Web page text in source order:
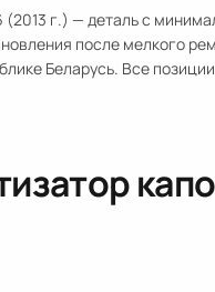
г.) — деталь с
после мелкого
Беларусь. Все